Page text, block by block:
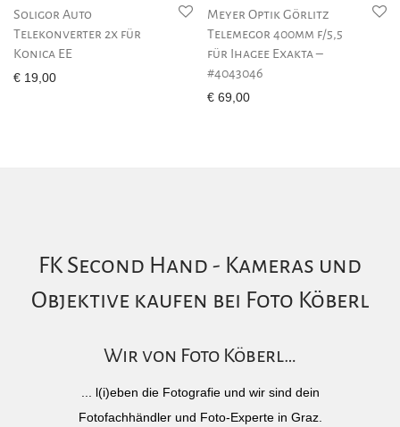
Soligor Auto
Telekonverter 2x für
Konica EE
€ 19,00
Meyer Optik Görlitz
Telemegor 400mm f/5,5
für Ihagee Exakta –
#4043046
€ 69,00
FK Second Hand - Kameras und
Objektive kaufen bei Foto Köberl
Wir von Foto Köberl…
... l(i)eben die Fotografie und wir sind dein
Fotofachhändler und Foto-Experte in Graz.